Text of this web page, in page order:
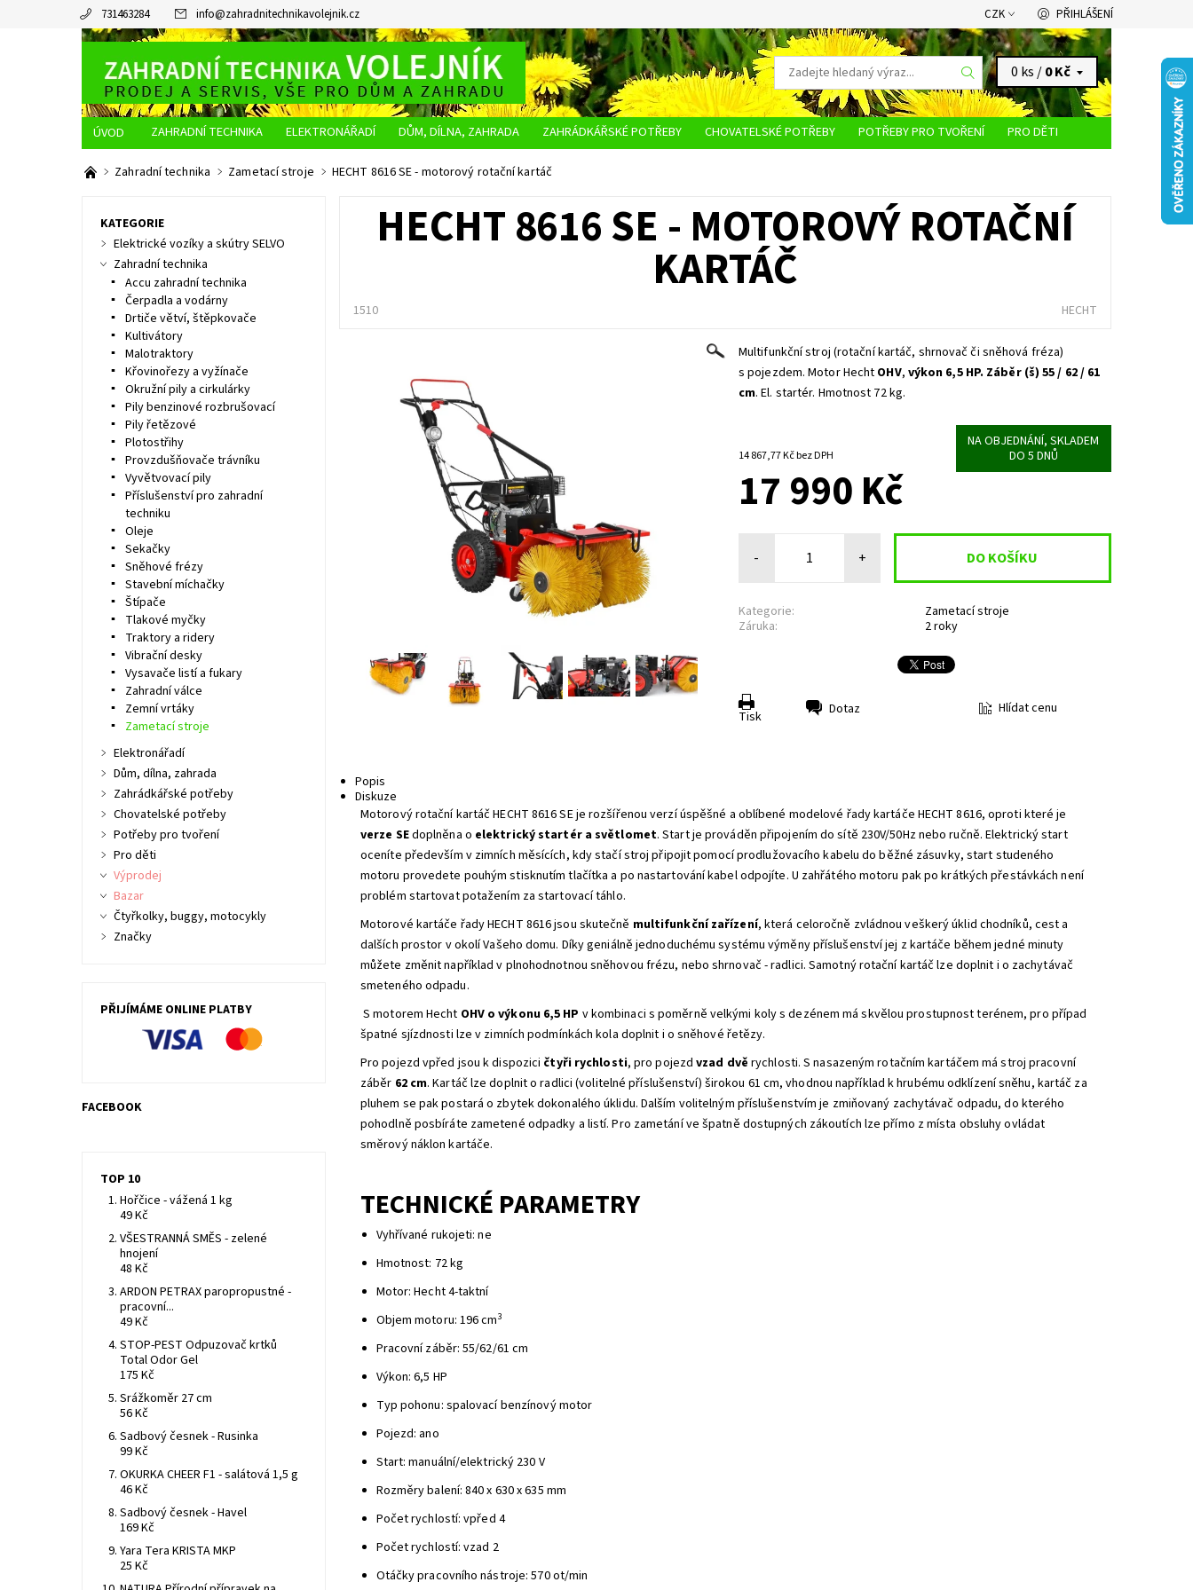
731463284 info@zahradnitechnikavolejnik.cz CZK PŘIHLÁŠENÍ
0 ks /0 Kč
ZAHRADNÍ TECHNIKA ELEKTRONÁŘADÍ DŮM, DÍLNA, ZAHRADA ZAHRÁDKÁŘSKÉ POTŘEBY CHOVATELSKÉ POTŘEBY POTŘEBY PRO TVOŘENÍ
PRO DĚTI
O NÁS
JAK NAKUPOVAT DOPRAVA A PLATBA OBCHODNÍ PODMÍNKY OCHRANA OSOBNÍCH ÚDAJŮ
Zahradní technika Zametací stroje HECHT 8616 SE - motorový rotační kartáč
HECHT 8616 SE - MOTOROVÝ ROTAČNÍ
KARTÁČ
1510 HECHT
Multifunkční stroj (rotační kartáč, shrnovač či sněhová fréza)
s pojezdem. Motor Hecht OHV, výkon 6,5 HP. Záběr (š) 55 / 62 / 61
cm. El. startér. Hmotnost 72 kg.
14 867,77 Kč bez DPH
NA OBJEDNÁNÍ, SKLADEM
DO 5 DNŮ
17 990 Kč
- +
Kategorie:
Zametací stroje
Záruka:
2 roky
Tisk Dotaz Hlídat cenu
Popis
Diskuze
Motorový rotační kartáč HECHT 8616 SE je rozšířenou verzí úspěšné a oblíbené modelové řady kartáče HECHT 8616, oproti které je
verze SEdoplněna o elektrický startér a světlomet. Start je prováděn připojením do sítě 230V/50Hz nebo ručně. Elektrický start
oceníte především v zimních měsících, kdy stačí stroj připojit pomocí prodlužovacího kabelu do běžné zásuvky, start studeného
motoru provedete pouhým stisknutím tlačítka a po nastartování kabel odpojíte. U zahřátého motoru pak po krátkých přestávkách není
problém startovat potažením za startovací táhlo.
Motorové kartáče řady HECHT 8616 jsou skutečně multifunkční zařízení, která celoročně zvládnou veškerý úklid chodníků, cest a
dalších prostor v okolí Vašeho domu. Díky geniálně jednoduchému systému výměny příslušenství jej z kartáče během jedné minuty
můžete změnit například v plnohodnotnou sněhovou frézu, nebo shrnovač - radlici. Samotný rotační kartáč lze doplnit i o zachytávač
smeteného odpadu.
S motorem Hecht OHV o výkonu 6,5 HP v kombinaci s poměrně velkými koly s dezénem má skvělou prostupnost terénem, pro případ
špatné sjízdnosti lze v zimních podmínkách kola doplnit i o sněhové řetězy.
Pro pojezd vpřed jsou k dispozici čtyři rychlosti, pro pojezd vzad dvě rychlosti. S nasazeným rotačním kartáčem má stroj pracovní
záběr 62 cm. Kartáč lze doplnit o radlici (volitelné příslušenství) širokou 61 cm, vhodnou například k hrubému odklízení sněhu, kartáč za
pluhem se pak postará o zbytek dokonalého úklidu. Dalším volitelným příslušenstvím je zmiňovaný zachytávač odpadu, do kterého
pohodlně posbíráte zametené odpadky a listí. Pro zametání ve špatně dostupných zákoutích lze přímo z místa obsluhy ovládat
směrový náklon kartáče.
TECHNICKÉ PARAMETRY
Vyhřívané rukojeti: ne
Hmotnost: 72 kg
Motor: Hecht 4-taktní
Objem motoru: 196 cm3
Pracovní záběr: 55/62/61 cm
Výkon: 6,5 HP
Typ pohonu: spalovací benzínový motor
Pojezd: ano
Start: manuální/elektrický 230 V
Rozměry balení: 840 x 630 x 635 mm
Počet rychlostí: vpřed 4
Počet rychlostí: vzad 2
Otáčky pracovního nástroje: 570 ot/min
KATEGORIE
Elektrické vozíky a skútry SELVO
Zahradní technika
Accu zahradní technika
Čerpadla a vodárny
Drtiče větví, štěpkovače
Kultivátory
Malotraktory
Křovinořezy a vyžínače
Okružní pily a cirkulárky
Pily benzinové rozbrušovací
Pily řetězové
Plotostřihy
Provzdušňovače trávníku
Vyvětvovací pily
Příslušenství pro zahradní
techniku
Oleje
Sekačky
Sněhové frézy
Stavební míchačky
Štípače
Tlakové myčky
Traktory a ridery
Vibrační desky
Vysavače listí a fukary
Zahradní válce
Zemní vrtáky
Zametací stroje
Elektronářadí
Dům, dílna, zahrada
Zahrádkářské potřeby
Chovatelské potřeby
Potřeby pro tvoření
Pro děti
Výprodej
Bazar
Čtyřkolky, buggy, motocykly
Značky
PŘIJÍMÁME ONLINE PLATBY
FACEBOOK
TOP 10
Hořčice - vážená 1 kg
49 Kč
VŠESTRANNÁ SMĚS - zelené
hnojení
48 Kč
ARDON PETRAX paropropustné -
pracovní...
49 Kč
STOP-PEST Odpuzovač krtků
Total Odor Gel
175 Kč
Srážkoměr 27 cm
56 Kč
Sadbový česnek - Rusinka
99 Kč
OKURKA CHEER F1 - salátová 1,5 g
46 Kč
Sadbový česnek - Havel
169 Kč
Yara Tera KRISTA MKP
25 Kč